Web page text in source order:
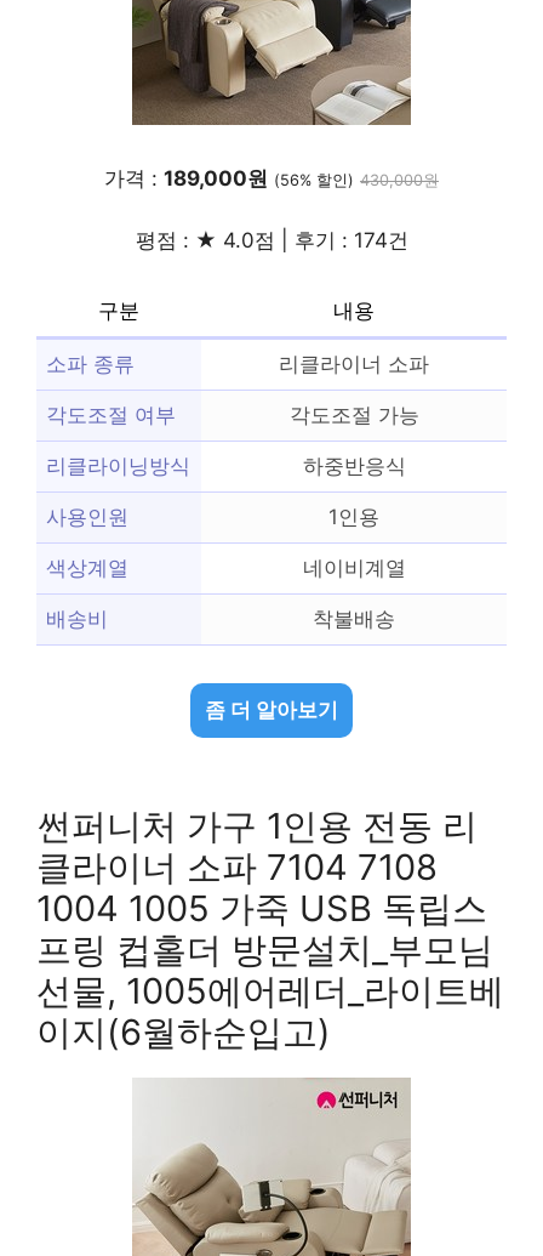
가격 : 189,000원 (56% 할인) 430,000원
평점 : ★ 4.0점 | 후기 : 174건
구분 내용
소파 종류 리클라이너 소파
각도조절 여부 각도조절 가능
리클라이닝방식 하중반응식
사용인원 1인용
색상계열 네이비계열
배송비 착불배송
좀 더 알아보기
썬퍼니처 가구 1인용 전동 리
클라이너 소파 7104 7108
1004 1005 가죽 USB 독립스
프링 컵홀더 방문설치_부모님
선물, 1005에어레더_라이트베
이지(6월하순입고)